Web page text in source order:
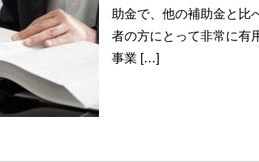
助金で、他の補助金と比
者の方にとって非常に有
事業 […]